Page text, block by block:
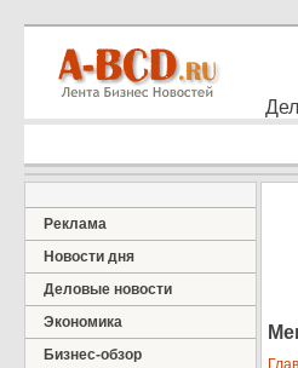
Реклама
Новости дня
Деловые новости
Экономика
Бизнес-обзор